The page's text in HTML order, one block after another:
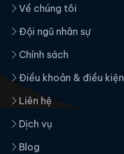
Về chúng tôi
Đội ngũ nhân sự
Chính sách
Điều khoản & điều kiện
Liên hệ
Dịch vụ
Blog